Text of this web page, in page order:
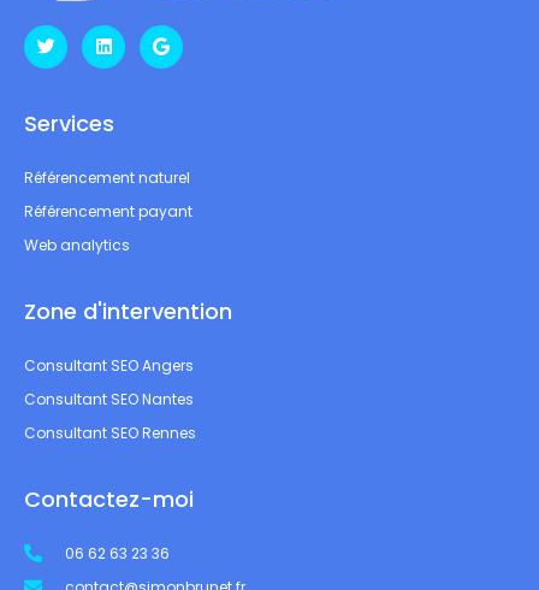
Services
Référencement naturel
Référencement payant
Web analytics
Zone d'intervention
Consultant SEO Angers
Consultant SEO Nantes
Consultant SEO Rennes
Contactez-moi
06 62 63 23 36